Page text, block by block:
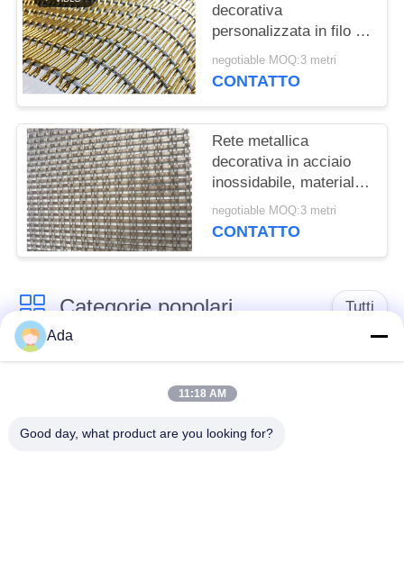
decorativa
personalizzata in filo di
rame in acciaio
inossidabile per la
negotiable MOQ:3 metri
CONTATTO
Rete metallica
decorativa in acciaio
inossidabile, materiali
personalizzabili per la
decorazione di hotel,
negotiable MOQ:3 metri
CONTATTO
Categorie popolari Tutti
cinghia della rete
della maglia
Ada
11:18 AM
Good day, what product are you looking for?